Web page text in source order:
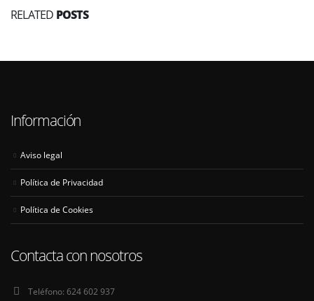
RELATED POSTS
Información
Aviso legal
Política de Privacidad
Política de Cookies
Contacta con nosotros
Teléfono: 624 602 937